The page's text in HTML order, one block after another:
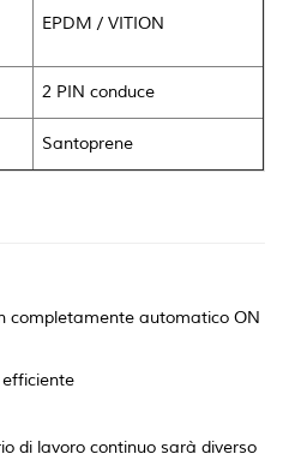
EPDM / VITION
2 PIN conduce
Santoprene
completamente automatico ON
di lavoro continuo sarà diverso